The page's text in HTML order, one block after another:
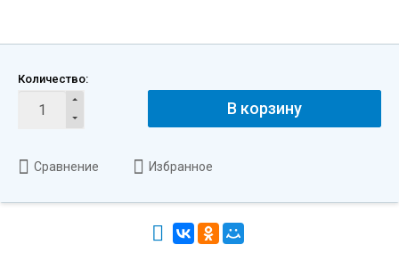
Количество:
В корзину
Сравнение Избранное